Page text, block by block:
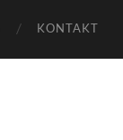
KONTAKT